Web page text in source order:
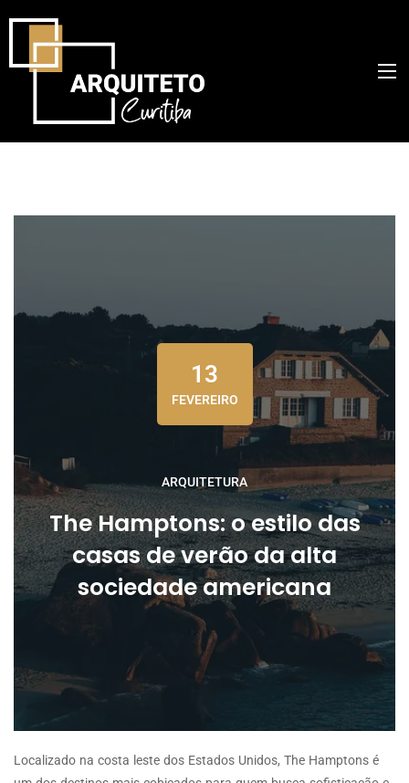
13
FEVEREIRO
ARQUITETURA
The Hamptons: o estilo das
casas de verão da alta
sociedade americana
Localizado na costa leste dos Estados Unidos, The Hamptons é